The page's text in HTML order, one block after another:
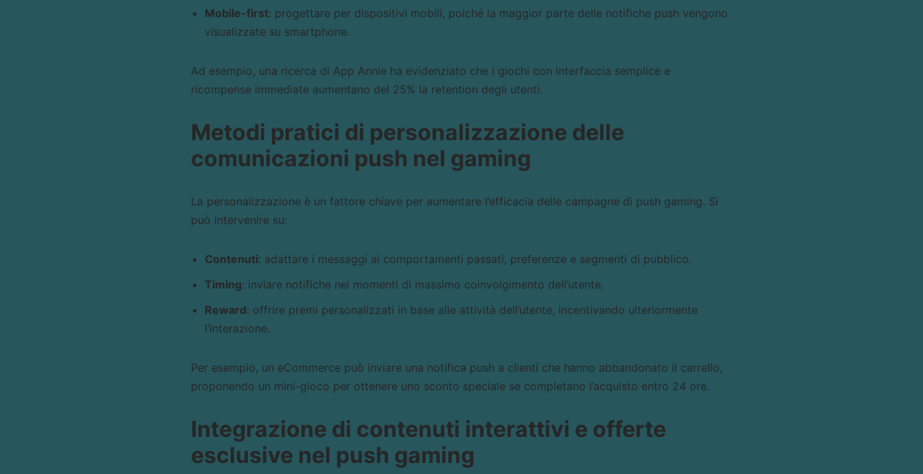
Mobile-first: progettare per dispositivi mobili, poiché la maggior parte delle notifiche push vengono
visualizzate su smartphone.
Ad esempio, una ricerca di App Annie ha evidenziato che i giochi con interfaccia semplice e
ricompense immediate aumentano del 25% la retention degli utenti.
Metodi pratici di personalizzazione delle
comunicazioni push nel gaming
La personalizzazione è un fattore chiave per aumentare l’efficacia delle campagne di push gaming. Si
può intervenire su:
Contenuti: adattare i messaggi ai comportamenti passati, preferenze e segmenti di pubblico.
Timing: inviare notifiche nei momenti di massimo coinvolgimento dell’utente.
Reward: offrire premi personalizzati in base alle attività dell’utente, incentivando ulteriormente
l’interazione.
Per esempio, un eCommerce può inviare una notifica push a clienti che hanno abbandonato il carrello,
proponendo un mini-gioco per ottenere uno sconto speciale se completano l’acquisto entro 24 ore.
Integrazione di contenuti interattivi e offerte
esclusive nel push gaming